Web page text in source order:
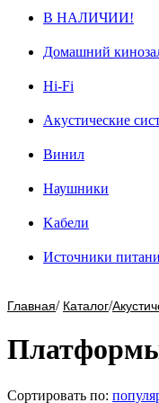
В НАЛИЧИИ!
Домашний
Hi-Fi
Акустические
Винил
Наушники
Kабели
Источники
Главная/ Каталог/
Сортировать по: